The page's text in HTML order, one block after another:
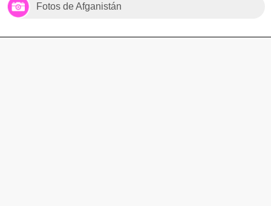
Fotos de Afganistán